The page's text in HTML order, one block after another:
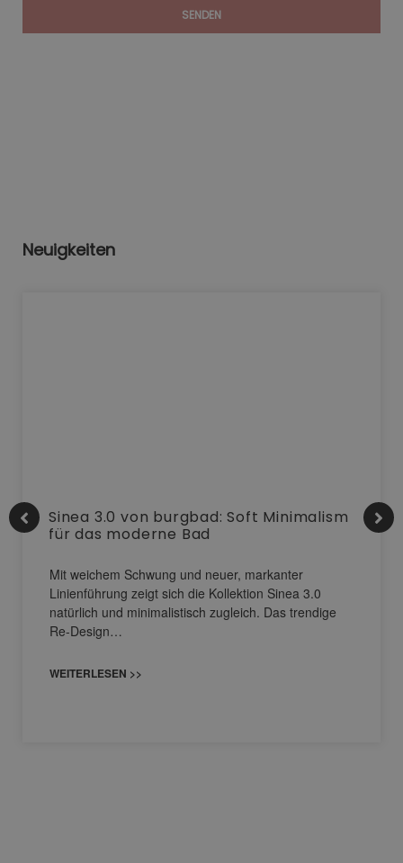
SENDEN
Neuigkeiten
Sinea 3.0 von burgbad: Soft Minimalism
für das moderne Bad
Mit weichem Schwung und neuer, markanter
Linienführung zeigt sich die Kollektion Sinea 3.0
natürlich und minimalistisch zugleich. Das trendige
Re-Design…
WEITERLESEN >>